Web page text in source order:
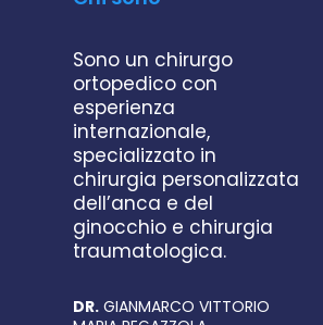
Sono un chirurgo
ortopedico con
esperienza
internazionale,
specializzato in
chirurgia personalizzata
dell’anca e del
ginocchio e chirurgia
traumatologica.
DR. GIANMARCO VITTORIO